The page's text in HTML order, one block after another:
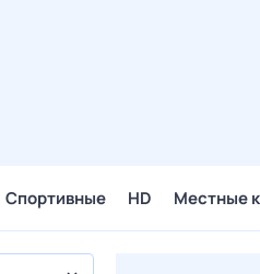
Спортивные HD Местные